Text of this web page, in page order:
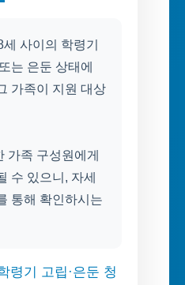
사이의 학령기
는 은둔 상태에
가족이 지원 대상
가족 구성원에게
수 있으니, 자세
통해 확인하시는
령기 고립·은둔 청